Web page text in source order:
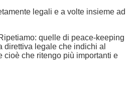
legali e a volte insieme ad
quelle di peace-keeping
legale che indichi al
cioè che ritengo più importanti e